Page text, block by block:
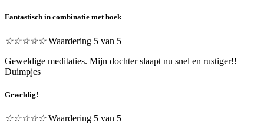
Fantastisch in combinatie met boek
☆☆☆☆☆ Waardering 5 van 5
Geweldige meditaties. Mijn dochter slaapt nu snel en rustiger!!
Duimpjes
Geweldig!
☆☆☆☆☆ Waardering 5 van 5